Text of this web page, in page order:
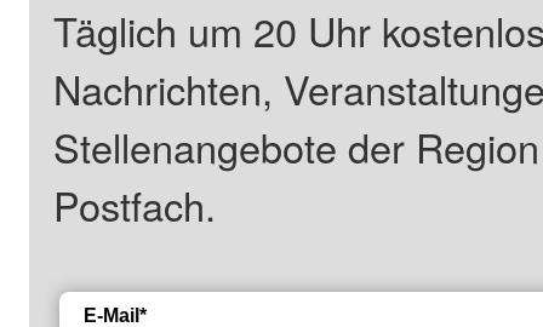
Täglich um 20 Uhr
Nachrichten,
Stellenangebote der
Postfach.
E-Mail*